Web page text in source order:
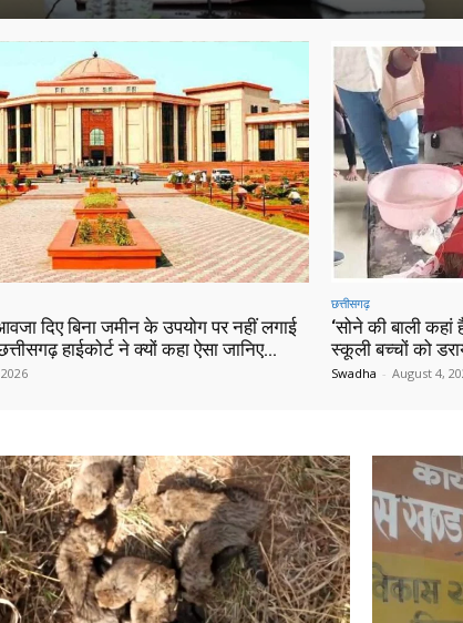
दिए बिना जमीन के उपयोग पर नहीं लगाई
हाईकोर्ट ने क्यों कहा ऐसा जानिए…
छत्तीसगढ़
‘सोने की बाली
स्कूली बच्चों को
Swadha - August 4,